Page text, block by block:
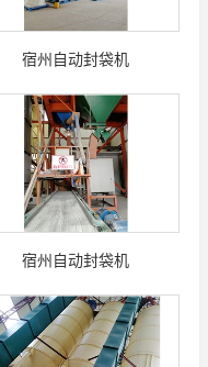
宿州自动封袋机
宿州自动封袋机